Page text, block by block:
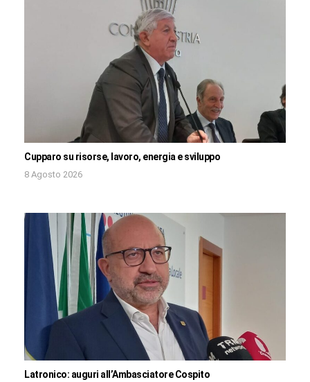
Cupparo su risorse, lavoro, energia e sviluppo
8 Agosto 2026
Latronico: auguri all’Ambasciatore Cospito